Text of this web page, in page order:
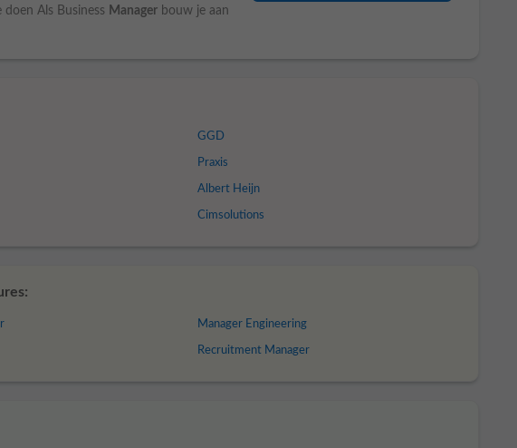
Als Business Manager bouw je aan
GGD
Praxis
Albert Heijn
Cimsolutions
Manager Engineering
Recruitment Manager